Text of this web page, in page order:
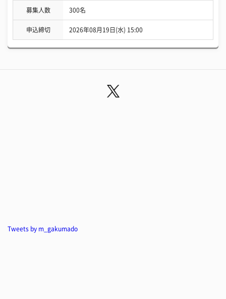
募集人数 300名
申込締切 2026年08月19日(水) 15:00
Tweets by m_gakumado